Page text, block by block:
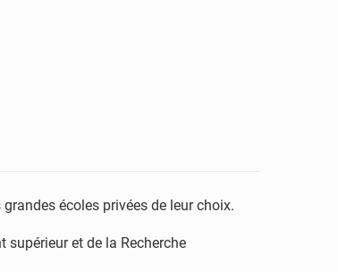
écoles privées de leur choix.
supérieur et de la Recherche